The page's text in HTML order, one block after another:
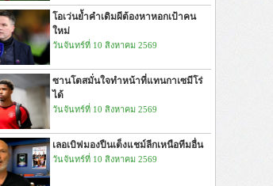
โอเว่นย้ำคำเดิมผีต้องหาหอกเป้าคน
ใหม่
วันจันทร์ที่ 10 สิงหาคม 2569
ซานโตสมั่นใจทำหน้าที่แทนกาเซมีโร่
ได้
วันจันทร์ที่ 10 สิงหาคม 2569
เลอเบิฟมองปืนเต็งแชม์ลีกเหนือทีมอื่น
วันจันทร์ที่ 10 สิงหาคม 2569